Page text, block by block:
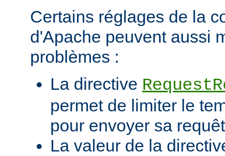
Certains réglages de la
d'Apache peuvent aussi
problèmes :
La directive
permet de limiter le
pour envoyer sa
La valeur de la